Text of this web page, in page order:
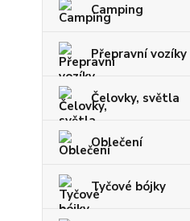
Camping
Přepravní vozíky
Čelovky, světla
Oblečení
Tyčové bójky